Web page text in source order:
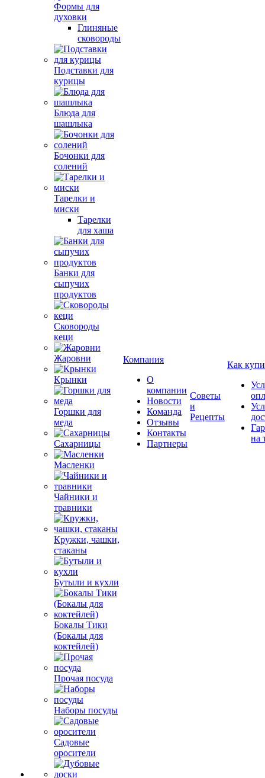
Формы для
духовки
Глиняные
сковороды
Подставки для
курицы
Блюда для
шашлыка
Бочонки для
солений
Тарелки и
миски
Тарелки
для хаша
Банки для
сыпучих
продуктов
Сковороды
кеци
Жаровни
Крынки
Горшки для
меда
Сахарницы
Масленки
Чайники и
травники
Кружки, чашки,
стаканы
Бутыли и кухли
Бокалы Тики
(Бокалы для
коктейлей)
Прочая посуда
Наборы посуды
Садовые
оросители
Компания
О
компании
Новости
Команда
Отзывы
Контакты
Партнеры
Советы
и
Рецепты
Как
на